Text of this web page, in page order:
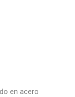
en acero